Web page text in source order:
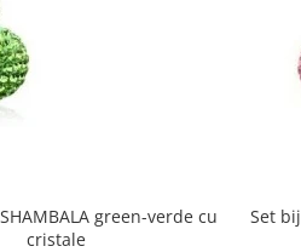
green-verde cu
cristale
Set